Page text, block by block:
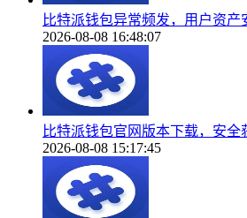
比特派钱包异常频发，用户资
2026-08-08 16:48:07
比特派钱包官网版本下载，安
2026-08-08 15:17:45